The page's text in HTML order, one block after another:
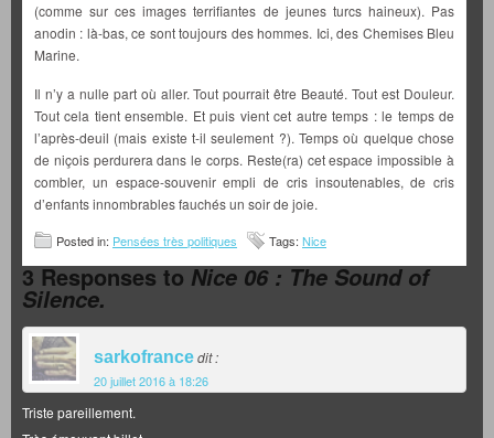
(comme sur ces images terrifiantes de jeunes turcs haineux). Pas
anodin : là-bas, ce sont toujours des hommes. Ici, des Chemises Bleu
Marine.
Il n’y a nulle part où aller. Tout pourrait être Beauté. Tout est Douleur.
Tout cela tient ensemble. Et puis vient cet autre temps : le temps de
l’après-deuil (mais existe t-il seulement ?). Temps où quelque chose
de niçois perdurera dans le corps. Reste(ra) cet espace impossible à
combler, un espace-souvenir empli de cris insoutenables, de cris
d’enfants innombrables fauchés un soir de joie.
Posted in: Pensées très politiques Tags: Nice
3 Responses toNice 06 : The Sound of
Silence.
sarkofrancedit :
20 juillet 2016 à 18:26
Triste pareillement.